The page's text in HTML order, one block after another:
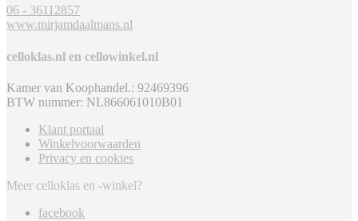
06 - 36112857
www.mirjamdaalmans.nl
celloklas.nl en cellowinkel.nl
Kamer van Koophandel.: 92469396
BTW nummer: NL866061010B01
Klant portaal
Winkelvoorwaarden
Privacy en cookies
Meer celloklas en -winkel?
facebook